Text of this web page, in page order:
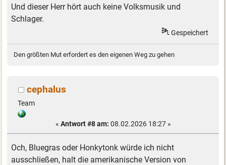
Und dieser Herr hört auch keine Volksmusik und
Schlager.
Gespeichert
Den größten Mut erfordert es den eigenen Weg zu gehen
cephalus
Team
« Antwort #8 am: 08.02.2026 18:27 »
Och, Bluegras oder Honkytonk würde ich nicht
ausschließen, halt die amerikanische Version von